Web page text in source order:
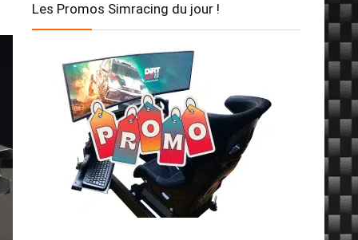
Les Promos Simracing du jour !